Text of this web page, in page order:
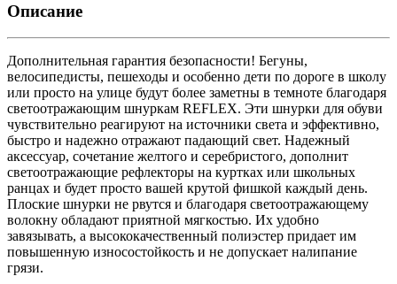
Описание
Дополнительная гарантия безопасности! Бегуны,
велосипедисты, пешеходы и особенно дети по дороге в школу
или просто на улице будут более заметны в темноте благодаря
светоотражающим шнуркам REFLEX. Эти шнурки для обуви
чувствительно реагируют на источники света и эффективно,
быстро и надежно отражают падающий свет. Надежный
аксессуар, сочетание желтого и серебристого, дополнит
светоотражающие рефлекторы на куртках или школьных
ранцах и будет просто вашей крутой фишкой каждый день.
Плоские шнурки не рвутся и благодаря светоотражающему
волокну обладают приятной мягкостью. Их удобно
завязывать, а высококачественный полиэстер придает им
повышенную износостойкость и не допускает налипание
грязи.